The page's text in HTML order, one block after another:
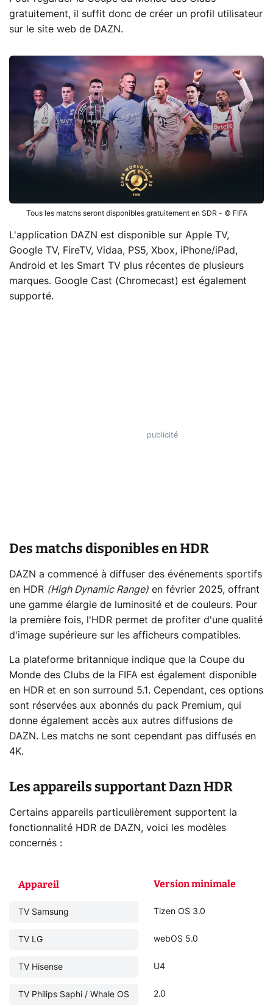
gratuitement, il suffit donc de créer un profil utilisateur
sur le site web de DAZN.
Tous les matchs seront disponibles gratuitement en SDR - © FIFA
L'application DAZN est disponible sur Apple TV,
Google TV, FireTV, Vidaa, PS5, Xbox, iPhone/iPad,
Android et les Smart TV plus récentes de plusieurs
marques. Google Cast (Chromecast) est également
supporté.
Des matchs disponibles en HDR
DAZN a commencé à diffuser des événements sportifs
en HDR (High Dynamic Range) en février 2025, offrant
une gamme élargie de luminosité et de couleurs. Pour
la première fois, l'HDR permet de profiter d'une qualité
d'image supérieure sur les afficheurs compatibles.
La plateforme britannique indique que la Coupe du
Monde des Clubs de la FIFA est également disponible
en HDR et en son surround 5.1. Cependant, ces options
sont réservées aux abonnés du pack Premium, qui
donne également accès aux autres diffusions de
DAZN. Les matchs ne sont cependant pas diffusés en
4K.
Les appareils supportant Dazn HDR
Certains appareils particulièrement supportent la
fonctionnalité HDR de DAZN, voici les modèles
concernés :
Appareil Version minimale
TV Samsung Tizen OS 3.0
TV LG webOS 5.0
TV Hisense U4
TV Philips Saphi / Whale OS 2.0